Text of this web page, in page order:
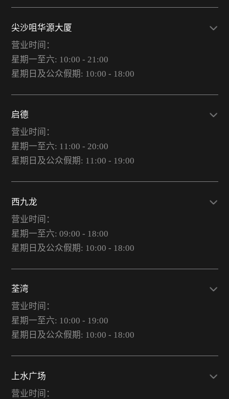
尖沙咀华源大厦
营业时间：
星期一至六: 10:00 - 21:00
星期日及公众假期: 10:00 - 18:00
启德
营业时间：
星期一至六: 11:00 - 20:00
星期日及公众假期: 11:00 - 19:00
西九龙
营业时间：
星期一至六: 09:00 - 18:00
星期日及公众假期: 10:00 - 18:00
荃湾
营业时间：
星期一至六: 10:00 - 19:00
星期日及公众假期: 10:00 - 18:00
上水广场
营业时间：